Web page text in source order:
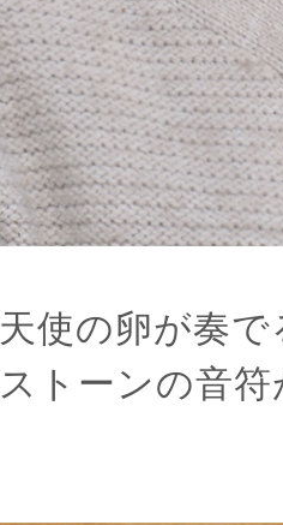
天使の卵が奏で
ストーンの音